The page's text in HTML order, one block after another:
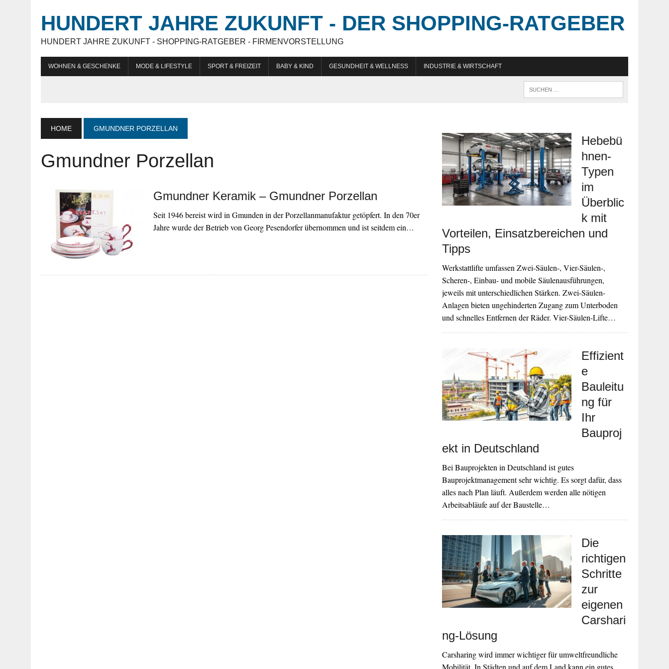
HUNDERT JAHRE ZUKUNFT - DER SHOPPING-RATGEBER
HUNDERT JAHRE ZUKUNFT - SHOPPING-RATGEBER - FIRMENVORSTELLUNG
WOHNEN & GESCHENKE MODE & LIFESTYLE SPORT & FREIZEIT BABY & KIND GESUNDHEIT & WELLNESS INDUSTRIE & WIRTSCHAFT
HOME GMUNDNER PORZELLAN
Gmundner Porzellan
Gmundner Keramik – Gmundner Porzellan
Seit 1946 bereist wird in Gmunden in der Porzellanmanufaktur getöpfert. In den 70er
Jahre wurde der Betrieb von Georg Pesendorfer übernommen und ist seitdem ein…
Hebebü
hnen-
Typen
im
Überblic
k mit
Vorteilen, Einsatzbereichen und
Tipps
Werkstattlifte umfassen Zwei-Säulen-, Vier-Säulen-,
Scheren-, Einbau- und mobile Säulenausführungen,
jeweils mit unterschiedlichen Stärken. Zwei-Säulen-
Anlagen bieten ungehinderten Zugang zum Unterboden
und schnelles Entfernen der Räder. Vier-Säulen-Lifte…
Effizient
e
Bauleitu
ng für
Ihr
Bauproj
ekt in Deutschland
Bei Bauprojekten in Deutschland ist gutes
Bauprojektmanagement sehr wichtig. Es sorgt dafür, dass
alles nach Plan läuft. Außerdem werden alle nötigen
Arbeitsabläufe auf der Baustelle…
Die
richtigen
Schritte
zur
eigenen
Carshari
ng-Lösung
Carsharing wird immer wichtiger für umweltfreundliche
Mobilität. In Städten und auf dem Land kann ein gutes